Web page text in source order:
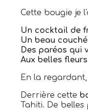
Cette bougie je
Un cocktail de
Un beau
Des paréos qui
Aux belles
En la
Derrière cette
Tahiti. De